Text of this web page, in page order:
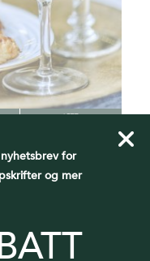
for
og mer
LETT